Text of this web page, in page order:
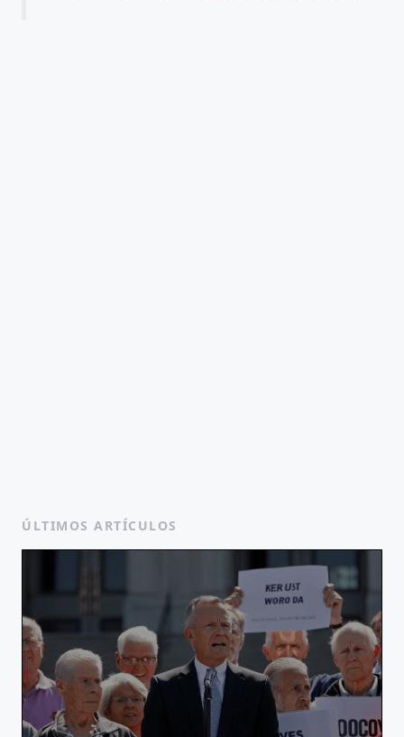
ÚLTIMOS ARTÍCULOS